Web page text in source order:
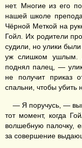
нет. Многие из его
нашей школе
Чёрной Меткой на
Гойл. Их родители
судили, но улики
уж слишком ушлым.
поднял палец, —
не получит приказ
спальни, чтобы убить
— Я поручусь, —
тот момент, когда
волшебную палочку,
за совершение